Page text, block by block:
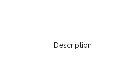
Description